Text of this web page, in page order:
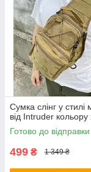
Сумка слінг у стилі
від Intruder кольору
Готово до
499 ₴ 1 349 ₴